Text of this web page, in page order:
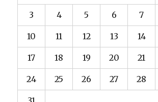
3 4 5 6 7
10 11 12 13 14
17 18 19 20 21
24 25 26 27 28